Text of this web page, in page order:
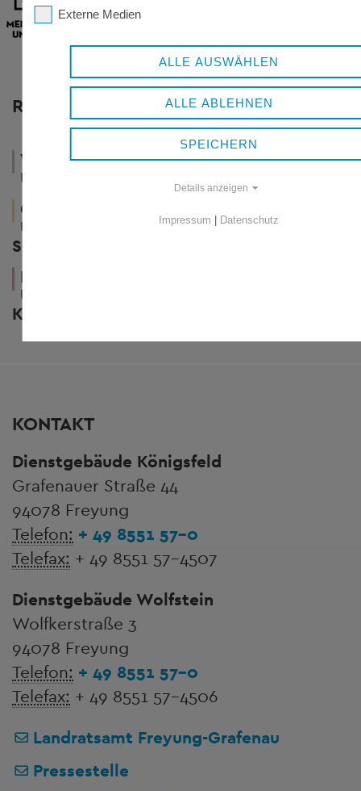
RESSORTS
VERWALTUNG
UND POLITIK
WIRTSCHAFT
UND
GESUNDHEIT
UND
SOZIALES
UND
KUNST
UND
KULTUR
KONTAKT
Dienstgebäude Königsfeld
Grafenauer Straße 44
94078 Freyung
Telefon: + 49 8551 57-0
Telefax: + 49 8551 57-4507
Dienstgebäude Wolfstein
Wolfkerstraße 3
94078 Freyung
Telefon: + 49 8551 57-0
Telefax: + 49 8551 57-4506
Landratsamt Freyung-Grafenau
Pressestelle
Externe Medien
ALLE AUSWÄHLEN
ALLE ABLEHNEN
SPEICHERN
Details anzeigen
Impressum | Datenschutz